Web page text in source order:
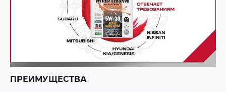
ПРЕИМУЩЕСТВА